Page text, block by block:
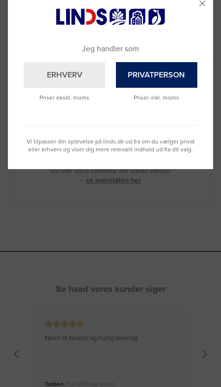
Ring til os på9992 0233
Vi sidder klar til at hjælpe dig.
Du kan også kontakte din lokale sælger
– se oversigten her
Se hvad vores kunder siger
Nemt at bestille og hurtig levering
Torben, For 171 dage siden
Jeg handler som
ERHVERV
Priser ekskl. moms
PRIVATPERSON
Priser inkl. moms
Vi tilpasser din oplevelse på linds.dk ud fra om du vælger privat
eller erhverv og viser dig mere relevant indhold ud fra dit valg.